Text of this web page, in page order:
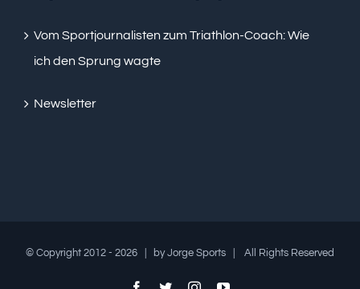
Vom Sportjournalisten zum Triathlon-Coach: Wie
ich den Sprung wagte
Newsletter
© Copyright 2012 - 2026 | by Jorge Sports | All Rights Reserved